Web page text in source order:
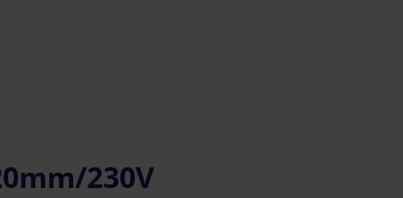
230V